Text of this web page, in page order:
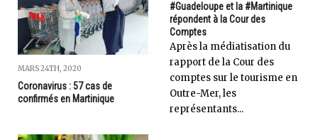
MARS 24TH, 2020
Coronavirus : 57 cas de
confirmés en Martinique
#Guadeloupe et la #Martinique
répondent à la Cour des
Comptes
Après la médiatisation du
rapport de la Cour des
comptes sur le tourisme en
Outre-Mer, les
représentants...